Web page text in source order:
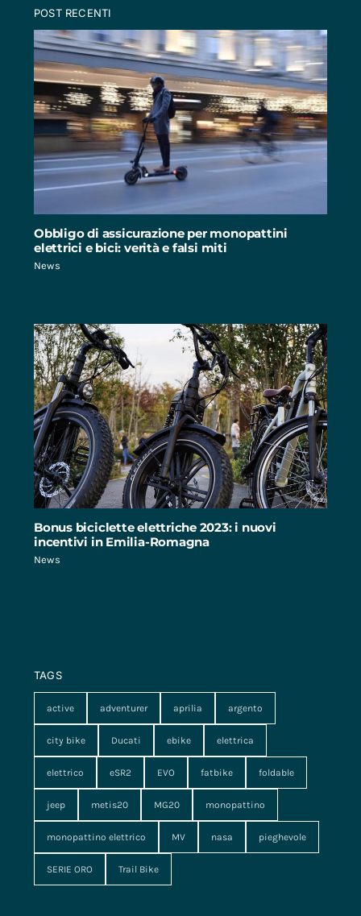
POST RECENTI
Obbligo di assicurazione per monopattini
elettrici e bici: verità e falsi miti
News
Bonus biciclette elettriche 2023: i nuovi
incentivi in Emilia-Romagna
News
TAGS
active adventurer aprilia argento
city bike Ducati ebike elettrica
elettrico eSR2 EVO fatbike foldable
jeep metis20 MG20 monopattino
monopattino elettrico MV nasa pieghevole
SERIE ORO Trail Bike